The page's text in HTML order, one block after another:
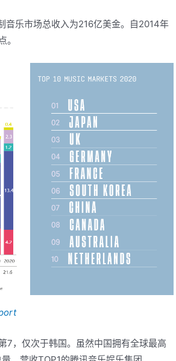
音乐市场总收入为216亿美金。自2014年
。
7，仅次于韩国。虽然中国拥有全球最高